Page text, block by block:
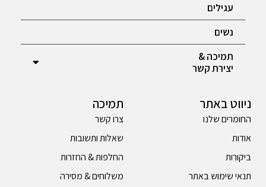
עגילים
נשים
תמיכה &
יצירת קשר
ניווט באתר
החומרים שלנו
אודות
ביקורות
תנאי שימוש באתר
תמיכה
צרו קשר
שאלות ותשובות
החלפות & החזרות
משלוחים & מסירה